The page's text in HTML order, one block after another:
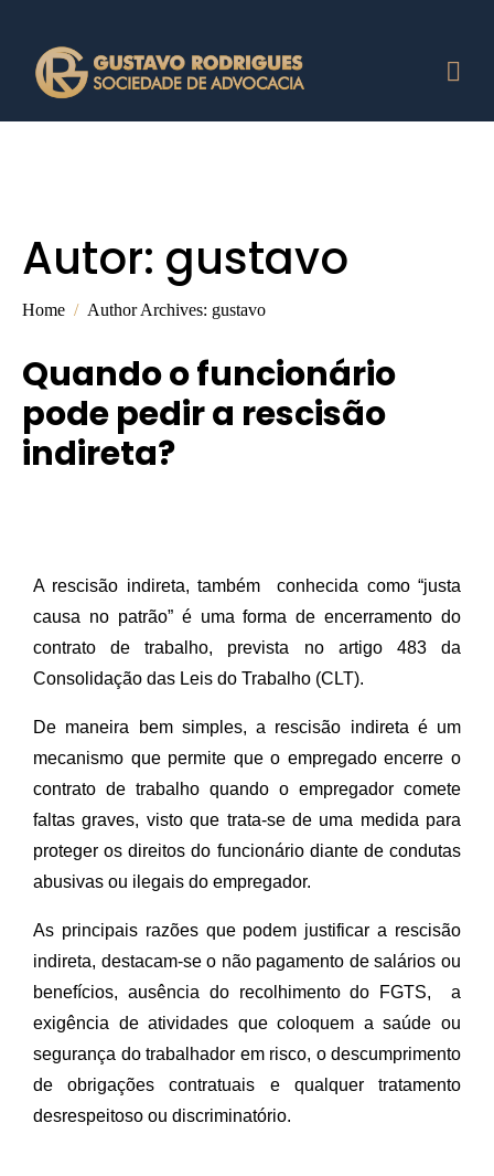
Autor: gustavo
Home Author Archives: gustavo
Quando o funcionário
pode pedir a rescisão
indireta?
A rescisão indireta, também  conhecida como “justa
causa no patrão” é uma forma de encerramento do
contrato de trabalho, prevista no artigo 483 da
Consolidação das Leis do Trabalho (CLT).
De maneira bem simples, a rescisão indireta é um
mecanismo que permite que o empregado encerre o
contrato de trabalho quando o empregador comete
faltas graves, visto que trata-se de uma medida para
proteger os direitos do funcionário diante de condutas
abusivas ou ilegais do empregador.
As principais razões que podem justificar a rescisão
indireta, destacam-se o não pagamento de salários ou
benefícios, ausência do recolhimento do FGTS,  a
exigência de atividades que coloquem a saúde ou
segurança do trabalhador em risco, o descumprimento
de obrigações contratuais e qualquer tratamento
desrespeitoso ou discriminatório.